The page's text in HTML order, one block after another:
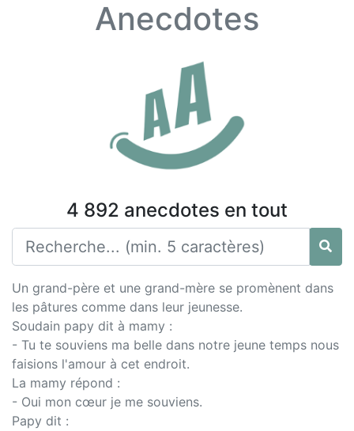
Anecdotes
4 892 anecdotes en tout
Un grand-père et une grand-mère se promènent dans
les pâtures comme dans leur jeunesse.
Soudain papy dit à mamy :
- Tu te souviens ma belle dans notre jeune temps nous
faisions l'amour à cet endroit.
La mamy répond :
- Oui mon cœur je me souviens.
Papy dit :